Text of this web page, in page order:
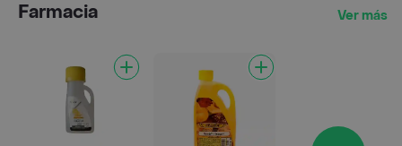
Farmacia Ver más